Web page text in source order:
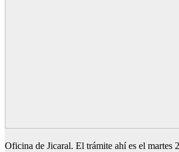
Oficina de Jicaral. El trámite ahí es el martes